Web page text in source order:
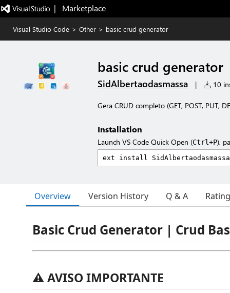
|   Marketplace
Visual Studio Code > Other > basic crud generator
basic crud generator
SidAlbertaodasmassa | 10
Gera CRUD completo (GET, POST, PUT,
Installation
Launch VS Code Quick Open (Ctrl+P),
Overview Version History Q & A
Basic Crud Generator | Crud
⚠️ AVISO IMPORTANTE